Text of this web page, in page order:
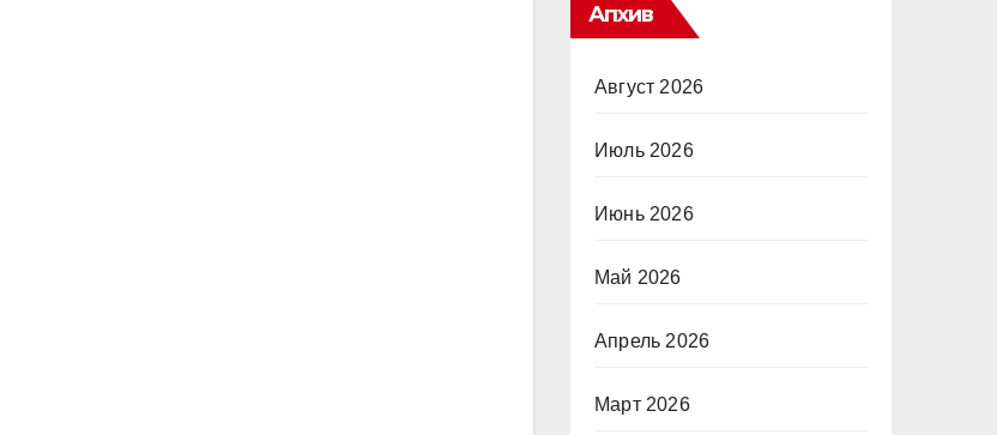
Апхив
Август 2026
Июль 2026
Июнь 2026
Май 2026
Апрель 2026
Март 2026